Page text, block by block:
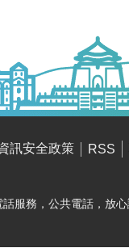
訊安全政策 RSS
服務，公共電話，放